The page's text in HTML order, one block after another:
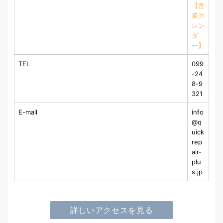
【営
業カ
レン
ダ
ー】
TEL
099
-24
8-9
321
E-mail
info
@q
uick
rep
air-
plu
s.jp
詳しいアクセスを見る